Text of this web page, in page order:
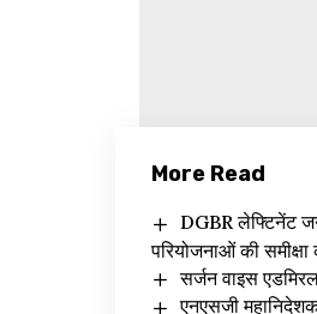
More Read
DGBR लेफ्टिनेंट
परियोजनाओं की समीक्षा
सर्जन वाइस
एनएसजी